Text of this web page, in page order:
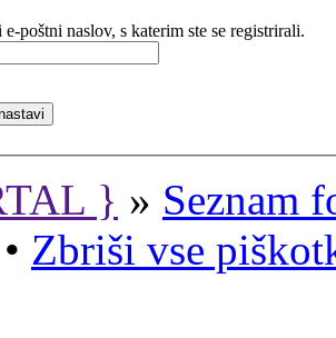
poštni naslov, s katerim ste se registrirali.
} » Seznam
• Zbriši vse